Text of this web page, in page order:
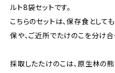
ルト8袋セットです。
こちらのセットは、保存食として
保や、ご近所でたけのこを分け合
採取したたけのこは、原生林の